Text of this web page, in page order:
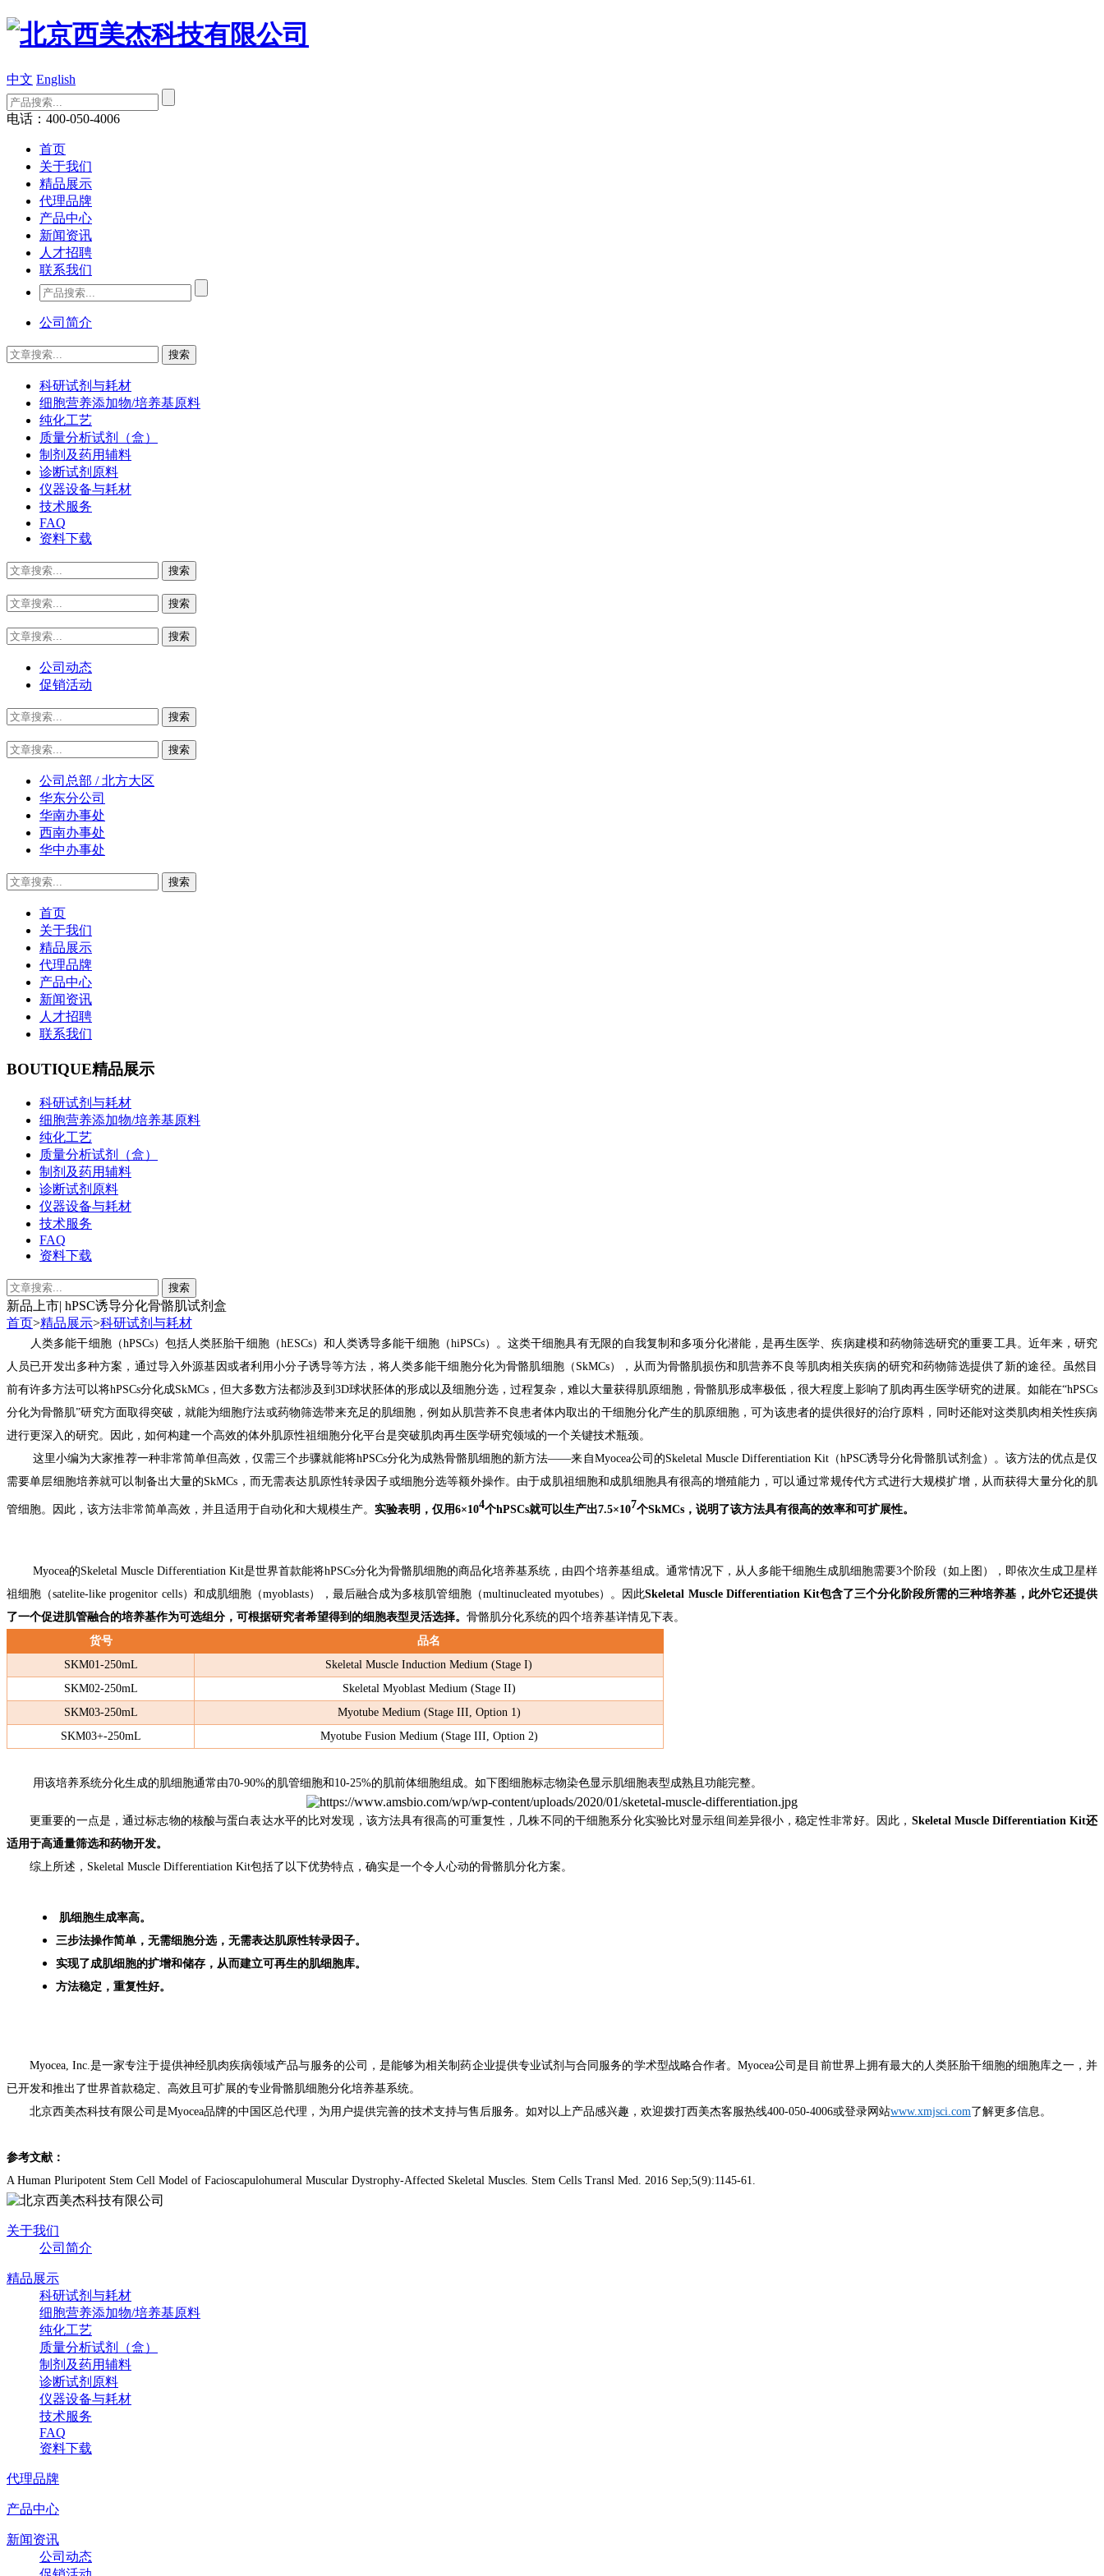
中文 English
电话：400-050-4006
首页
关于我们
精品展示
代理品牌
产品中心
新闻资讯
人才招聘
联系我们
公司简介
科研试剂与耗材
细胞营养添加物/培养基原料
纯化工艺
质量分析试剂（盒）
制剂及药用辅料
诊断试剂原料
仪器设备与耗材
技术服务
FAQ
资料下载
公司动态
促销活动
公司总部 / 北方大区
华东分公司
华南办事处
西南办事处
华中办事处
首页
关于我们
精品展示
代理品牌
产品中心
新闻资讯
人才招聘
联系我们
BOUTIQUE精品展示
科研试剂与耗材
细胞营养添加物/培养基原料
纯化工艺
质量分析试剂（盒）
制剂及药用辅料
诊断试剂原料
仪器设备与耗材
技术服务
FAQ
资料下载
新品上市| hPSC诱导分化骨骼肌试剂盒
首页>精品展示>科研试剂与耗材
人类多能干细胞（hPSCs） 包括人类胚胎干细胞（hESCs）和人类诱导多能干细胞（hiPSCs） 。这类干细胞具有无限的 自我复制和 多项分化潜能， 是再生医学、疾病建模和药物筛选研究的重要工具。 近年来，研究
人员已开发出 多种方案， 通过导入外源基因或者利用小分子诱导等方法 ，将人类多能干细胞分化为骨骼肌细胞（ SkMCs）， 从而 为骨骼肌损伤和 肌营养不良等肌肉相关疾病 的研究和药物筛选提供了新的途径。 虽然目
前有许多方法可以将hPSCs分化成SkMCs ， 但大多数方法都涉及到 3D球状胚体的形成以及细胞分选 ，过程复杂 ， 难以大量获得肌原细胞，骨骼肌形成率极低，很大程度上影响了 肌肉再生医学研究的进展。 如能在“hPSCs
分化为骨骼肌”研究方面取得突破 ，就能为细胞疗法或药物筛选带来充足 的肌细胞 ，例如从肌营养不良患者体内取出 的干细胞分化产生的肌原细胞，可为该患者的提供很好的治疗原料 ， 同时还能对这类肌肉相关性疾病
进行更深入的研究。 因此，如何构建一个高效的体外肌原性祖细胞分化平台是突破肌肉再生医学研究领域的一个关键技术瓶颈。
这里小编为大家推荐一种非常简单但高效 ，仅需三个步骤就能将hPSCs分化为成熟骨骼肌细胞的新方法——来自Myocea公司 的Skeletal Muscle Differentiation Kit（hPSC诱导分化骨骼肌试剂盒 ） 。 该方法的优点是仅
需要单层细胞培养就可以制备出 大量的SkMCs， 而无需表达肌原性转录因子或细胞分选等额外操作。由于成肌祖细胞和成肌细胞具有很高的增殖能力，可以通过常规传代方式进行大规模扩增，从而获得大量分化的肌
管细胞。 因此， 该方法非常简单高效，并且适用于自动化和大规模生产。 实验表明 ， 仅用6×104个hPSCs就可以生产出7.5×107个SkMCs，说明了该方法具有很高的效率和可扩展性。
Myocea的Skeletal Muscle Differentiation Kit是世界首款能将hPSCs分化为骨骼肌细胞的商品化培养基系统 ， 由四个培养基组成。 通常情况下，从人多能干细胞生成肌细胞需要3个阶段（如上图） ，即依次生成卫星样
祖细胞（satelite-like progenitor cells）和成肌细胞（myoblasts），最后融合成为多核肌管细胞（multinucleated myotubes）。 因此Skeletal Muscle Differentiation Kit包含了三个分化阶段所需的三种培养基， 此外它还提供
了一个促进肌管融合的培养基作为可选组分 ， 可根据研究者希望得到的细胞表型灵活选择。 骨骼肌分化系统的四个培养基详情见下表。
货号
品名
SKM01-250mL
Skeletal Muscle Induction Medium (Stage I)
SKM02-250mL
Skeletal Myoblast Medium (Stage II)
SKM03-250mL
Myotube Medium (Stage III, Option 1)
SKM03+-250mL
Myotube Fusion Medium (Stage III, Option 2)
用该培养系统分化生成的肌细胞通常由70-90%的肌管细胞和10-25%的肌前体细胞组成。 如下图细胞标志物染色显示肌细胞表型成熟且功能完整。
更重要的一点是 ， 通过标志物的核酸与蛋白表达水平的 比对发现， 该方法具有很高的可重复性， 几株不同的干细胞系分化实验比对显示组 间差异很小，稳定性非常好。因此， Skeletal Muscle Differentiation Kit还
适用于高通量筛选和药物开发。
综上所述 ，Skeletal Muscle Differentiation Kit包括了 以下优势特点 ，确实是一个令人 心动的骨骼肌分化方案。
肌细胞生成率高。
三步法操作简单，无需细胞分选， 无需表达肌原性转录因子。
实现了成肌细胞的扩增和储存 ， 从而建立可再生的肌细胞库。
方法稳定，重复性好。
Myocea, Inc.是一家专注于提供神经肌肉疾病领域产品与服务的公司， 是能够为相关制药企业提供专业试剂与合同服务的学术型战略合作者。Myocea公司是 目前世界上拥有最大的 人类胚胎干细胞的细胞库之一，并
已开发和推出 了世界首款稳定 高效且 可扩展的专业骨骼肌细胞分化培养基系统。
北京西美杰科技有限公司是Myocea品牌的中国区总代理， 为用户提供完善的技术支持与售后服务。如对以上产品感兴趣，欢迎拨打西美杰客服热线400-050-4006或登录网站www.xmjsci.com了解更多信息。
参考文献 ：
A Human Pluripotent Stem Cell Model of Facioscapulohumeral Muscular Dystrophy-Affected Skeletal Muscles . Stem Cells Transl Med . 2016 Sep;5(9):1145-61.
关于我们
公司简介
精品展示
科研试剂与耗材
细胞营养添加物/培养基原料
纯化工艺
质量分析试剂（盒）
制剂及药用辅料
诊断试剂原料
仪器设备与耗材
技术服务
FAQ
资料下载
代理品牌
产品中心
新闻资讯
公司动态